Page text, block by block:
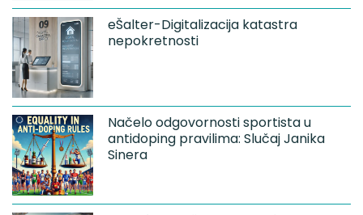
eŠalter-Digitalizacija katastra
nepokretnosti
Načelo odgovornosti sportista u
antidoping pravilima: Slučaj Janika
Sinera